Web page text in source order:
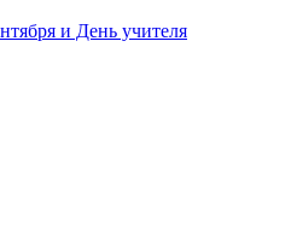
и День учителя